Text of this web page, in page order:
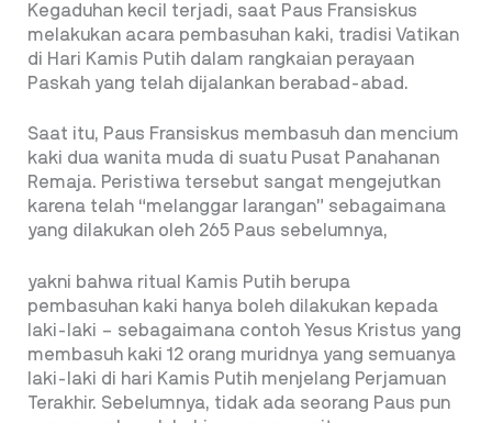
Kegaduhan kecil terjadi, saat Paus Fransiskus
melakukan acara pembasuhan kaki, tradisi Vatikan
di Hari Kamis Putih dalam rangkaian perayaan
Paskah yang telah dijalankan berabad-abad.
Saat itu, Paus Fransiskus membasuh dan mencium
kaki dua wanita muda di suatu Pusat Panahanan
Remaja. Peristiwa tersebut sangat mengejutkan
karena telah “melanggar larangan” sebagaimana
yang dilakukan oleh 265 Paus sebelumnya,
yakni bahwa ritual Kamis Putih berupa
pembasuhan kaki hanya boleh dilakukan kepada
laki-laki – sebagaimana contoh Yesus Kristus yang
membasuh kaki 12 orang muridnya yang semuanya
laki-laki di hari Kamis Putih menjelang Perjamuan
Terakhir. Sebelumnya, tidak ada seorang Paus pun